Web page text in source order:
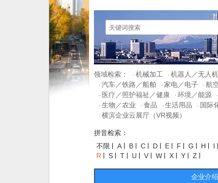
领域检索： · 机械加工 · 机器人／无人机
· 汽车／铁路／船舶 · 家电／电子 · 航
· 医疗／照护福祉／健康 · 环境／能源
·
· 生物／农业 · 食品 · 生活用品 · 国际
· 横滨企业云展厅（VR视频）
拼音检索：
不限
A B C D E F G H
I
R
S T U V W X Y Z
企业介绍